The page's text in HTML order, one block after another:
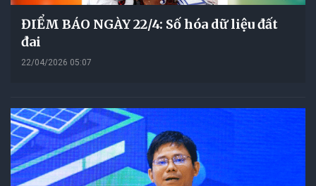
ĐIỂM BÁO NGÀY 22/4: Số hóa dữ liệu đất
đai
22/04/2026 05:07